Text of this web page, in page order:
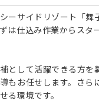
ーサイドリゾート「
は仕込み作業からス
として活躍できる方
もお任せします。さ
る環境です。